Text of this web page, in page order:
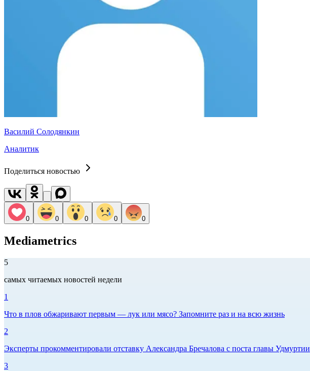
Василий Солодянкин
Аналитик
Поделиться новостью
0 0 0 0 0
Mediametrics
5
самых читаемых новостей недели
1
Что в плов обжаривают первым — лук или мясо? Запомните раз и на всю жизнь
2
Эксперты прокомментировали отставку Александра Бречалова с поста главы Удмуртии
3